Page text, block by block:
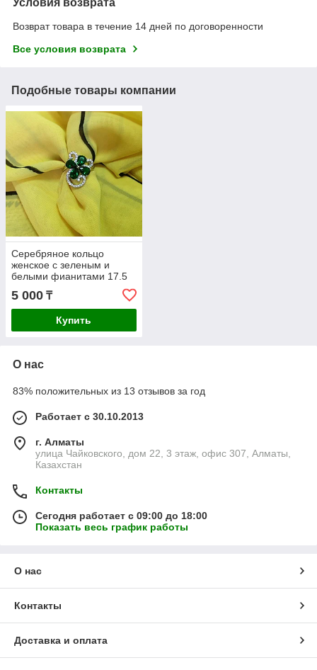
Возврат товара в течение 14 дней по договоренности
Все условия возврата
Подобные товары компании
Серебряное кольцо
женское с зеленым и
белыми фианитами 17.5
5 000 ₸
Купить
О нас
83% положительных из 13 отзывов за год
Работает с 30.10.2013
г. Алматы
улица Чайковского, дом 22, 3 этаж, офис 307, Алматы,
Казахстан
Контакты
Сегодня работает с 09:00 до 18:00
Показать весь график работы
О нас
Контакты
Доставка и оплата